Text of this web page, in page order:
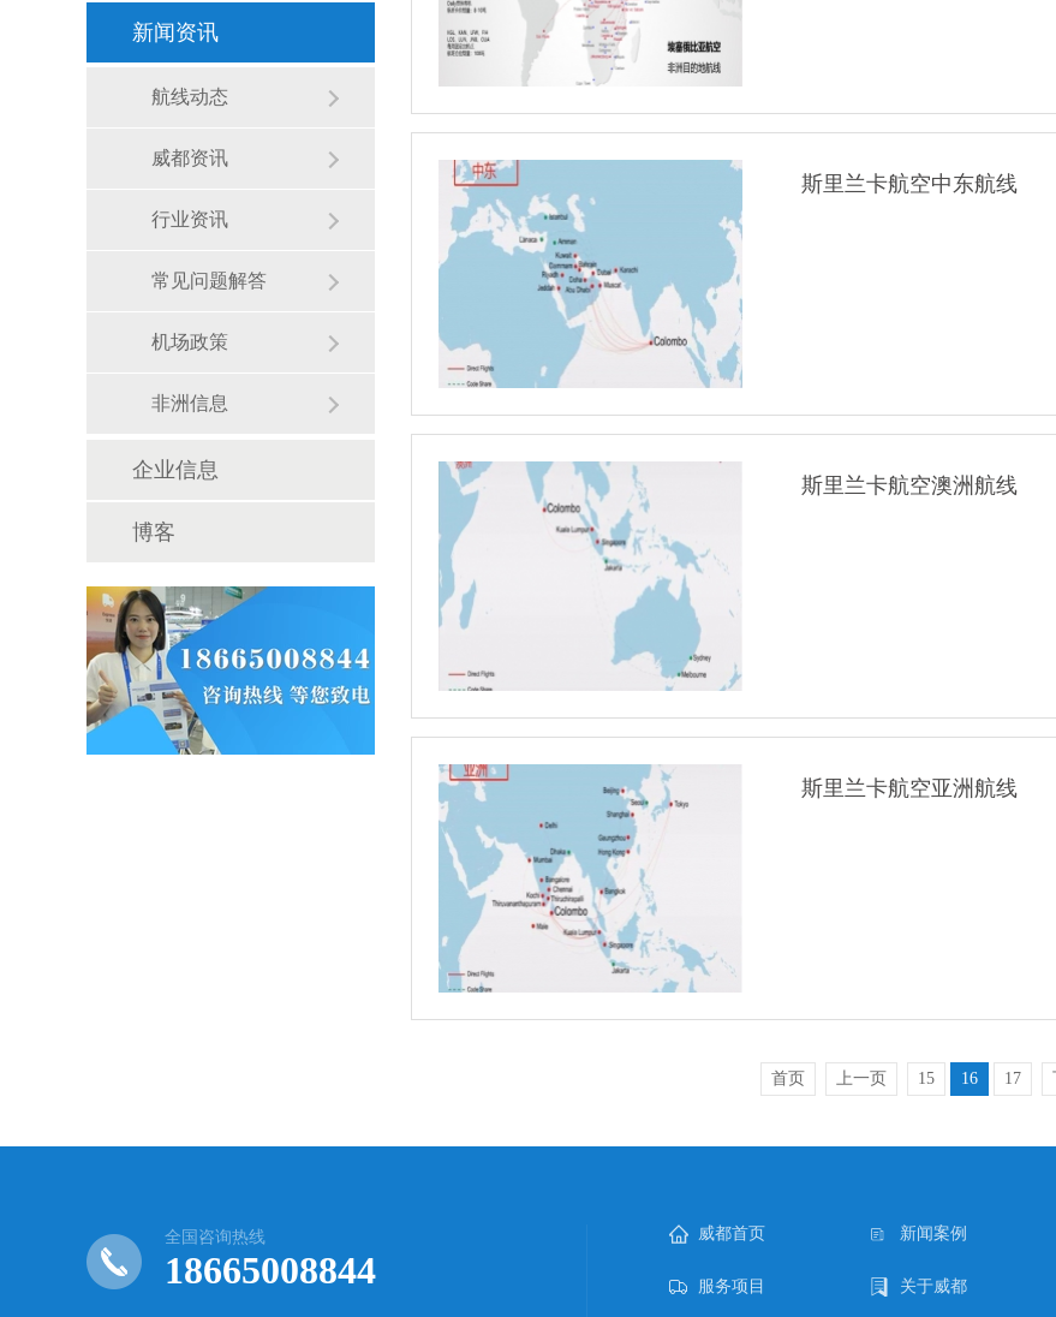
新闻资讯
航线动态
威都资讯
行业资讯
常见问题解答
机场政策
非洲信息
企业信息
博客
斯里兰卡航空中东航线
斯里兰卡航空澳洲航线
斯里兰卡航空亚洲航线
首页 上一页 15 16 17
全国咨询热线
18665008844
威都首页 新闻案例
服务项目 关于威都